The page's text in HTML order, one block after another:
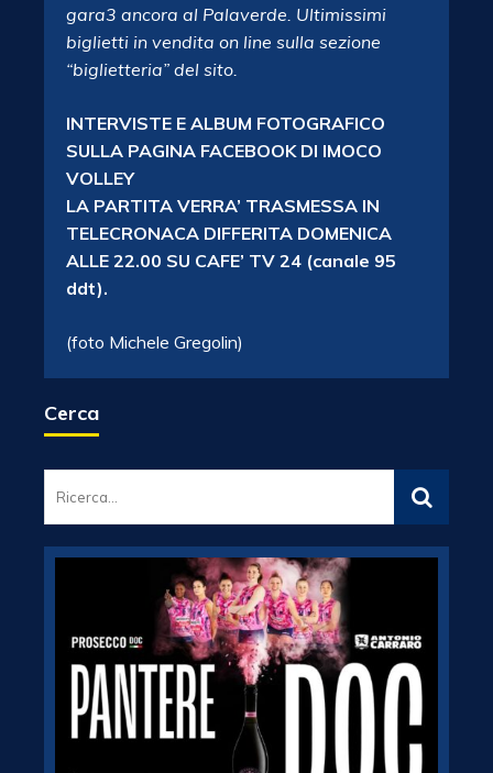
gara3 ancora al Palaverde. Ultimissimi
biglietti in vendita on line sulla sezione
“biglietteria” del sito.
INTERVISTE E ALBUM FOTOGRAFICO
SULLA PAGINA FACEBOOK DI IMOCO
VOLLEY
LA PARTITA VERRA’ TRASMESSA IN
TELECRONACA DIFFERITA DOMENICA
ALLE 22.00 SU CAFE’ TV 24 (canale 95
ddt).
(foto Michele Gregolin)
Cerca